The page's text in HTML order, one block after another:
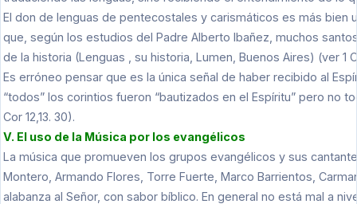
El don de lenguas de pentecostales y carismáticos es más bien
que, según los estudios del Padre Alberto Ibañez, muchos
de la historia (Lenguas , su historia, Lumen, Buenos Aires) (ver 1
Es erróneo pensar que es la única señal de haber recibido al
“todos” los corintios fueron “bautizados en el Espíritu” pero no
Cor 12,13. 30).
V. El uso de la Música por los evangélicos
La música que promueven los grupos evangélicos y sus
Montero, Armando Flores, Torre Fuerte, Marco Barrientos,
alabanza al Señor, con sabor bíblico. En general no está mal a